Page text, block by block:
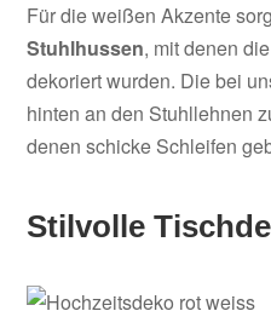
Für die weißen Akzente
Stuhlhussen, mit denen
dekoriert wurden. Die bei
hinten an den Stuhllehnen
denen schicke Schleifen
Stilvolle